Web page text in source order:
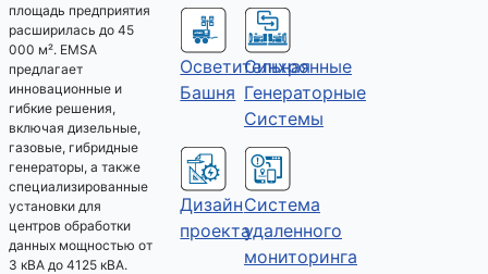
площадь предприятия
расширилась до 45
000 м². EMSA
предлагает
инновационные и
гибкие решения,
включая дизельные,
газовые, гибридные
генераторы, а также
специализированные
установки для
центров обработки
данных мощностью от
3 кВА до 4125 кВА.
Осветительная
Башня
Синхронные
Генераторные
Системы
Дизайн
проекта
Система
удаленного
мониторинга